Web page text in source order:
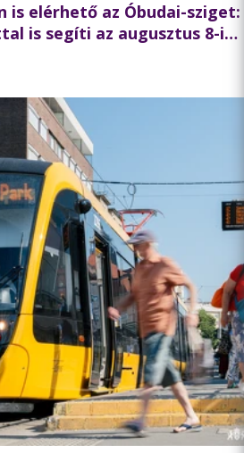
is elérhető az Óbudai-sziget:
is segíti az augusztus 8-i